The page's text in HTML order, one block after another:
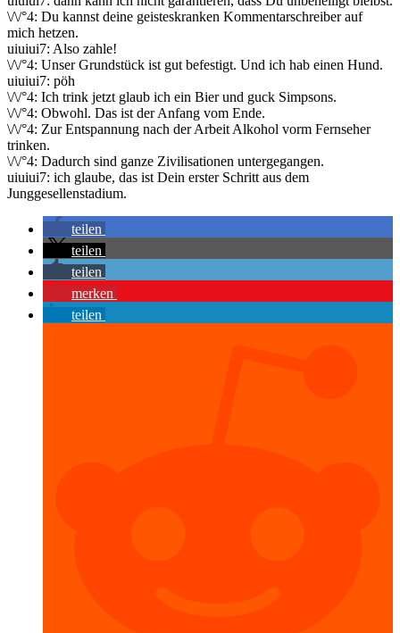
\/\/°4: Du kannst deine geisteskranken Kommentarschreiber auf
mich hetzen.
uiuiui7: Also zahle!
\/\/°4: Unser Grundstück ist gut befestigt. Und ich hab einen Hund.
uiuiui7: pöh
\/\/°4: Ich trink jetzt glaub ich ein Bier und guck Simpsons.
\/\/°4: Obwohl. Das ist der Anfang vom Ende.
\/\/°4: Zur Entspannung nach der Arbeit Alkohol vorm Fernseher
trinken.
\/\/°4: Dadurch sind ganze Zivilisationen untergegangen.
uiuiui7: ich glaube, das ist Dein erster Schritt aus dem
Junggesellenstadium.
teilen
teilen
teilen
merken
teilen